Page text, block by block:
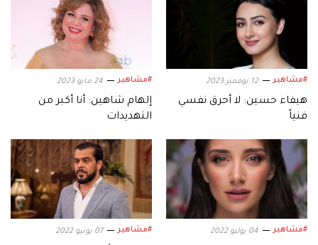
#مشاهير 12 نوفمبر 2023
هيفاء حسين: لا أحرق نفسي
فنياً
#مشاهير 24 مايو 2023
إلهام شاهين: أنا أكبر من
التهديدات
#مشاهير 04 يوليو 2022 #مشاهير 07 يونيو 2022